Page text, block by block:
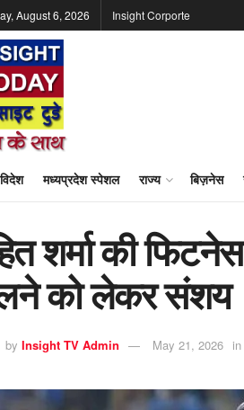
August 6, 2026 Insight Corporte
विदेश मध्यप्रदेश स्पेशल राज्य बिज़नेस
शर्मा की
को लेकर संशय
by Insight TV Admin May 21, 2026 in